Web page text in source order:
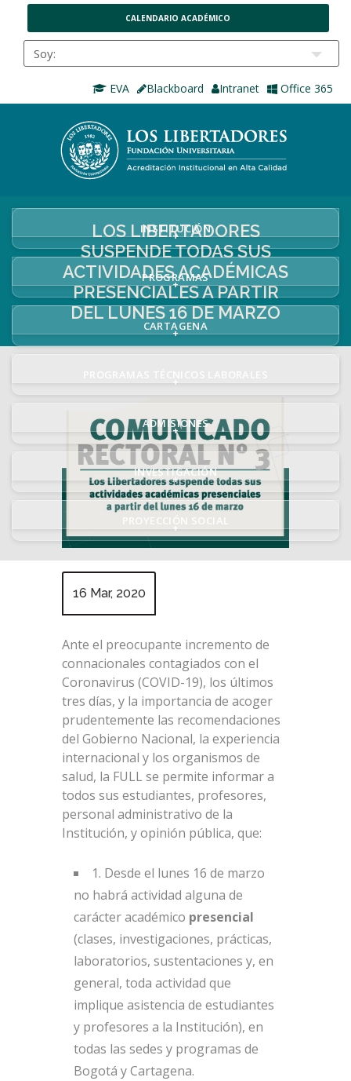
CALENDARIO ACADÉMICO
EVA Blackboard Intranet Office 365
INSTITUCIÓN
+
PROGRAMAS
+
CARTAGENA
+
+
ADMISIONES
+
INVESTIGACIÓN
+
PROYECCIÓN SOCIAL
+
LOS LIBERTADORES
SUSPENDE TODAS SUS
ACTIVIDADES ACADÉMICAS
PRESENCIALES A PARTIR
DEL LUNES 16 DE MARZO
16 Mar, 2020
Ante el preocupante incremento de
connacionales contagiados con el
Coronavirus (COVID-19), los últimos
tres días, y la importancia de acoger
prudentemente las recomendaciones
del Gobierno Nacional, la experiencia
internacional y los organismos de
salud, la FULL se permite informar a
todos sus estudiantes, profesores,
personal administrativo de la
Institución, y opinión pública, que:
1. Desde el lunes 16 de marzo
no habrá actividad alguna de
carácter académico presencial
(clases, investigaciones, prácticas,
laboratorios, sustentaciones y, en
general, toda actividad que
implique asistencia de estudiantes
y profesores a la Institución), en
todas las sedes y programas de
Bogotá y Cartagena.